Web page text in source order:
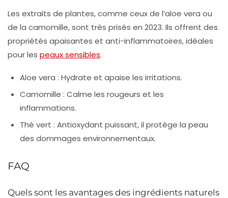
Les extraits de plantes, comme ceux de l’aloe vera ou
de la camomille, sont très prisés en 2023. Ils offrent des
propriétés apaisantes et anti-inflammatoires, idéales
pour les peaux sensibles.
Aloe vera : Hydrate et apaise les irritations.
Camomille : Calme les rougeurs et les
inflammations.
Thé vert : Antioxydant puissant, il protège la peau
des dommages environnementaux.
FAQ
Quels sont les avantages des ingrédients naturels